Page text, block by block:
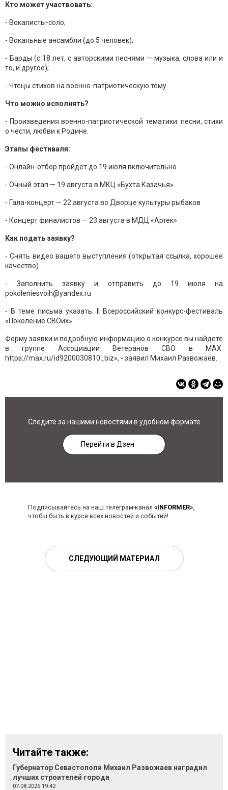
Кто может участвовать:
- Вокалисты-соло;
- Вокальные ансамбли (до 5 человек);
- Барды (с 18 лет, с авторскими песнями — музыка, слова или и
то, и другое);
- Чтецы стихов на военно-патриотическую тему.
Что можно исполнять?
- Произведения военно-патриотической тематики: песни, стихи
о чести, любви к Родине.
Этапы фестиваля:
- Онлайн-отбор пройдёт до 19 июля включительно
- Очный этап — 19 августа в МКЦ «Бухта Казачья»
- Гала-концерт — 22 августа во Дворце культуры рыбаков
- Концерт финалистов — 23 августа в МДЦ «Артек»
Как подать заявку?
- Снять видео вашего выступления (открытая ссылка, хорошее
качество)
- Заполнить заявку и отправить до 19 июля на
pokoleniesvoih@yandex.ru
- В теме письма указать: II Всероссийский конкурс-фестиваль
«Поколение СВОих»
Форму заявки и подробную информацию о конкурсе вы найдете
в группе Ассоциации Ветеранов СВО в MAX:
https://max.ru/id9200030810_biz», - заявил Михаил Развожаев.
Следите за нашими новостями в удобном формате
Перейти в Дзен
Подписывайтесь на наш телеграм-канал «INFORMER»,
чтобы быть в курсе всех новостей и событий!
СЛЕДУЮЩИЙ МАТЕРИАЛ
Читайте также:
Губернатор Севастополя Михаил Развожаев наградил
лучших строителей города
07.08.2026 19:42